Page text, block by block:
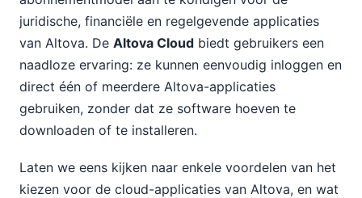
juridische, financiële en regelgevende applicaties
van Altova. De Altova Cloud biedt gebruikers een
naadloze ervaring: ze kunnen eenvoudig inloggen en
direct één of meerdere Altova-applicaties
gebruiken, zonder dat ze software hoeven te
downloaden of te installeren.
Laten we eens kijken naar enkele voordelen van het
kiezen voor de cloud-applicaties van Altova, en wat